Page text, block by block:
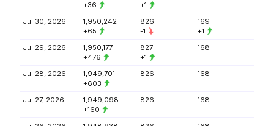
+36
+1
Jul 30, 2026
1,950,242
+65
826
-1
169
+1
Jul 29, 2026
1,950,177
+476
827
+1
168
Jul 28, 2026
1,949,701
+603
826 168
Jul 27, 2026
1,949,098
+160
826 168